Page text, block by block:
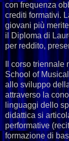
con frequenza
crediti formativi.
giovani più
il Diploma di
per reddito,
Il corso
School of
allo sviluppo
attraverso la
linguaggi dello
didattica si
performative
formazione di